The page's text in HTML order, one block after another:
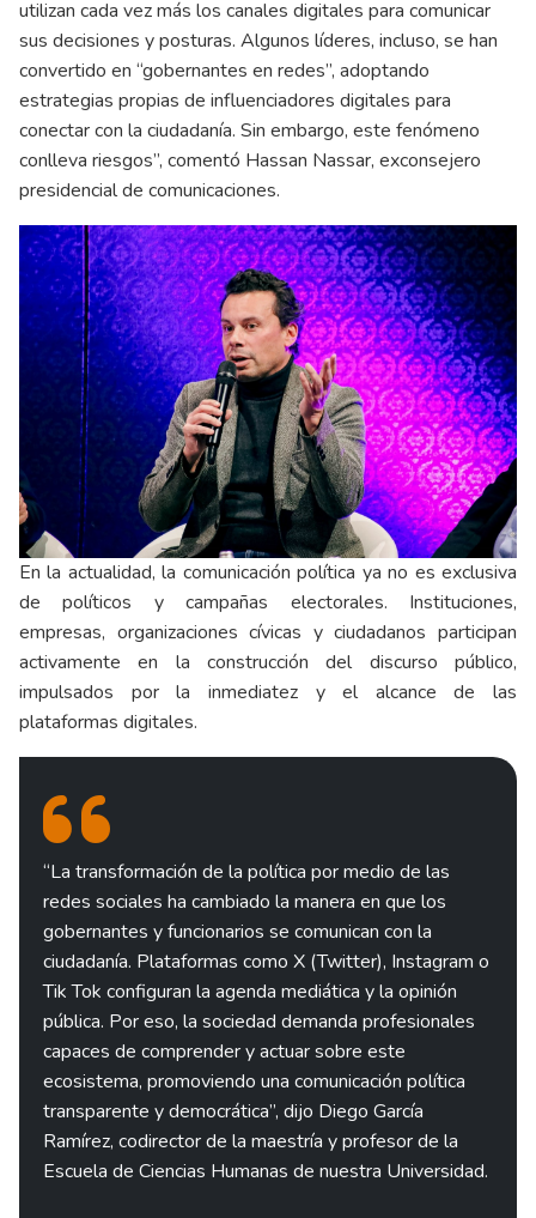
utilizan cada vez más los canales digitales para comunicar
sus decisiones y posturas. Algunos líderes, incluso, se han
convertido en “gobernantes en redes”, adoptando
estrategias propias de influenciadores digitales para
conectar con la ciudadanía. Sin embargo, este fenómeno
conlleva riesgos”, comentó Hassan Nassar, exconsejero
presidencial de comunicaciones.
En la actualidad, la comunicación política ya no es exclusiva
de políticos y campañas electorales. Instituciones,
empresas, organizaciones cívicas y ciudadanos participan
activamente en la construcción del discurso público,
impulsados por la inmediatez y el alcance de las
plataformas digitales.
“La transformación de la política por medio de las
redes sociales ha cambiado la manera en que los
gobernantes y funcionarios se comunican con la
ciudadanía. Plataformas como X (Twitter), Instagram o
Tik Tok configuran la agenda mediática y la opinión
pública. Por eso, la sociedad demanda profesionales
capaces de comprender y actuar sobre este
ecosistema, promoviendo una comunicación política
transparente y democrática”, dijo Diego García
Ramírez, codirector de la maestría y profesor de la
Escuela de Ciencias Humanas de nuestra Universidad.